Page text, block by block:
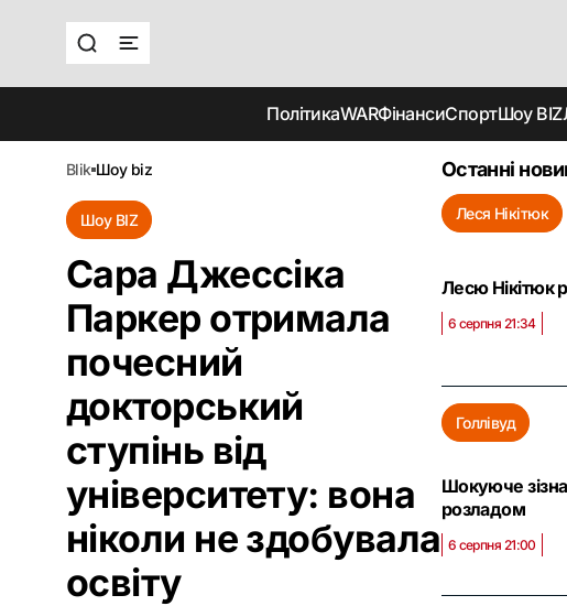
ПолітикаWARФінансиСпортШоу BIZ
blik шоу biz
Шоу BIZ
Сара Джессіка
Паркер отримала
почесний
докторський
ступінь від
університету: вона
ніколи не здобувала
освіту
Останні
Леся Нікітюк
Лесю Нікітюк
6 серпня 21:34
Голлівуд
Шокуюче
розладом
6 серпня 21:00